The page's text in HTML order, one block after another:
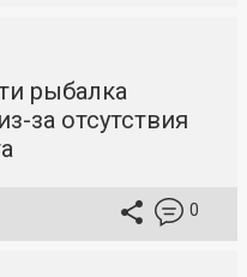
рыбалка
за отсутствия
0